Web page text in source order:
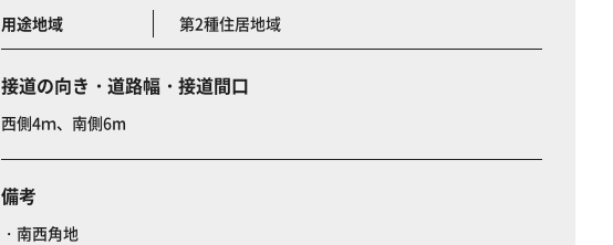
用途地域 第2種住居地域
接道の向き・道路幅・接道間口
西側4ｍ、南側6m
備考
・南西角地